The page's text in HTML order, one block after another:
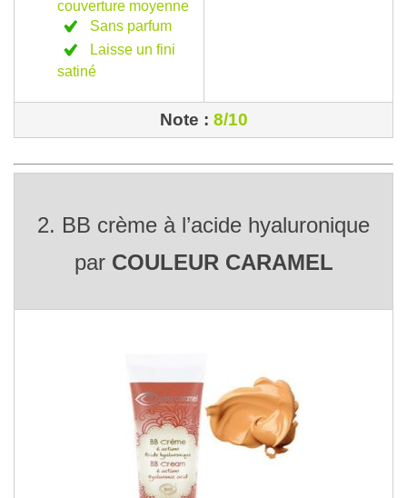
couverture moyenne
Sans parfum
Laisse un fini
satiné
Note : 8/10
2. BB crème à l’acide hyaluronique
par COULEUR CARAMEL